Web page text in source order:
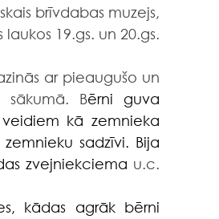
brīvdabas muzejs,
19.gs. un 20.gs.
sākumā. Bērni guva
kā zemnieka
sadzīvi. Bija
zvejniekciema u.c.
kādas agrāk bērni